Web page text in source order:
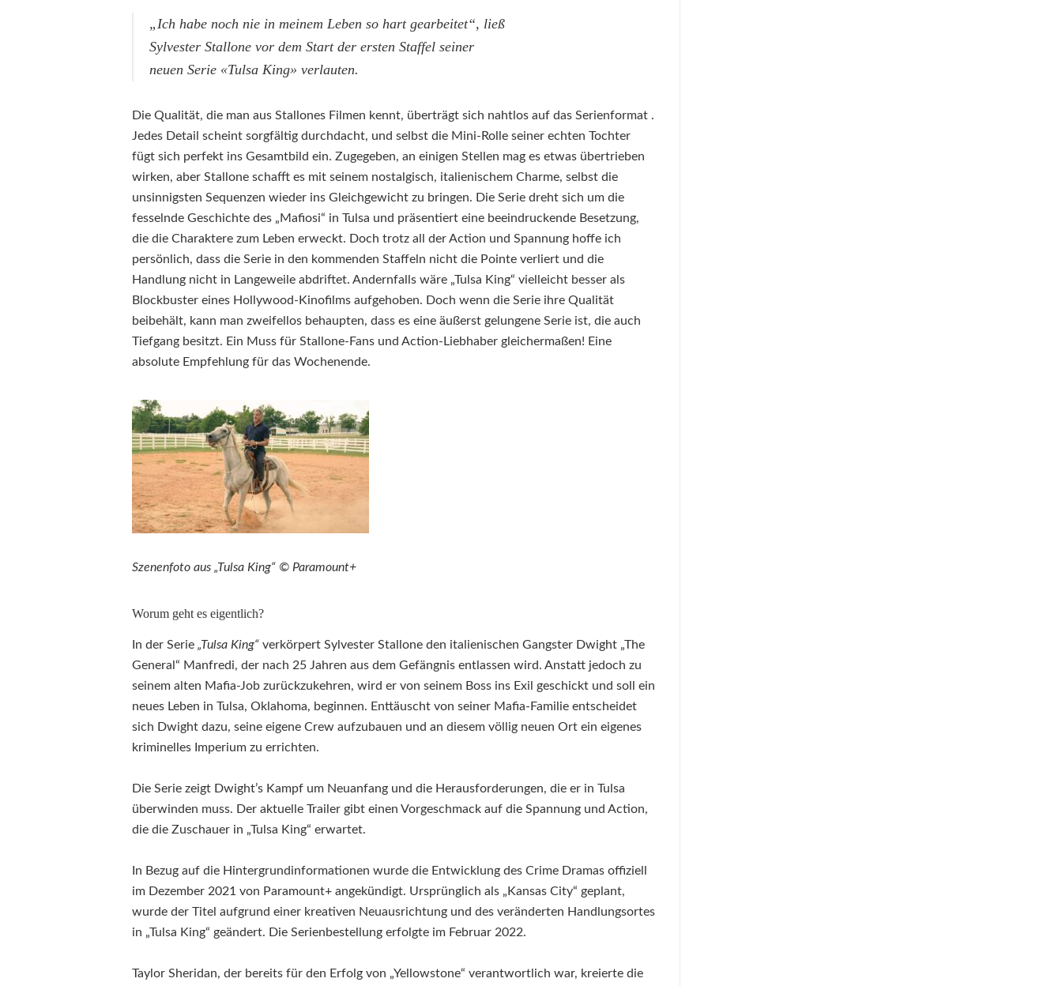
„Ich habe noch nie in meinem Leben so hart gearbeitet“, ließ
Sylvester Stallone vor dem Start der ersten Staffel seiner
neuen Serie «Tulsa King» verlauten.
Die Qualität, die man aus Stallones Filmen kennt, überträgt sich nahtlos auf das Serienformat .
Jedes Detail scheint sorgfältig durchdacht, und selbst die Mini-Rolle seiner echten Tochter
fügt sich perfekt ins Gesamtbild ein. Zugegeben, an einigen Stellen mag es etwas übertrieben
wirken, aber Stallone schafft es mit seinem nostalgisch, italienischem Charme, selbst die
unsinnigsten Sequenzen wieder ins Gleichgewicht zu bringen. Die Serie dreht sich um die
fesselnde Geschichte des „Mafiosi“ in Tulsa und präsentiert eine beeindruckende Besetzung,
die die Charaktere zum Leben erweckt. Doch trotz all der Action und Spannung hoffe ich
persönlich, dass die Serie in den kommenden Staffeln nicht die Pointe verliert und die
Handlung nicht in Langeweile abdriftet. Andernfalls wäre „Tulsa King“ vielleicht besser als
Blockbuster eines Hollywood-Kinofilms aufgehoben. Doch wenn die Serie ihre Qualität
beibehält, kann man zweifellos behaupten, dass es eine äußerst gelungene Serie ist, die auch
Tiefgang besitzt. Ein Muss für Stallone-Fans und Action-Liebhaber gleichermaßen! Eine
absolute Empfehlung für das Wochenende.
Szenenfoto aus „Tulsa King“ © Paramount+
Worum geht es eigentlich?
In der Serie „Tulsa King“ verkörpert Sylvester Stallone den italienischen Gangster Dwight „The
General“ Manfredi, der nach 25 Jahren aus dem Gefängnis entlassen wird. Anstatt jedoch zu
seinem alten Mafia-Job zurückzukehren, wird er von seinem Boss ins Exil geschickt und soll ein
neues Leben in Tulsa, Oklahoma, beginnen. Enttäuscht von seiner Mafia-Familie entscheidet
sich Dwight dazu, seine eigene Crew aufzubauen und an diesem völlig neuen Ort ein eigenes
kriminelles Imperium zu errichten.
Die Serie zeigt Dwight’s Kampf um Neuanfang und die Herausforderungen, die er in Tulsa
überwinden muss. Der aktuelle Trailer gibt einen Vorgeschmack auf die Spannung und Action,
die die Zuschauer in „Tulsa King“ erwartet.
In Bezug auf die Hintergrundinformationen wurde die Entwicklung des Crime Dramas offiziell
im Dezember 2021 von Paramount+ angekündigt. Ursprünglich als „Kansas City“ geplant,
wurde der Titel aufgrund einer kreativen Neuausrichtung und des veränderten Handlungsortes
in „Tulsa King“ geändert. Die Serienbestellung erfolgte im Februar 2022.
Taylor Sheridan, der bereits für den Erfolg von „Yellowstone“ verantwortlich war, kreierte die